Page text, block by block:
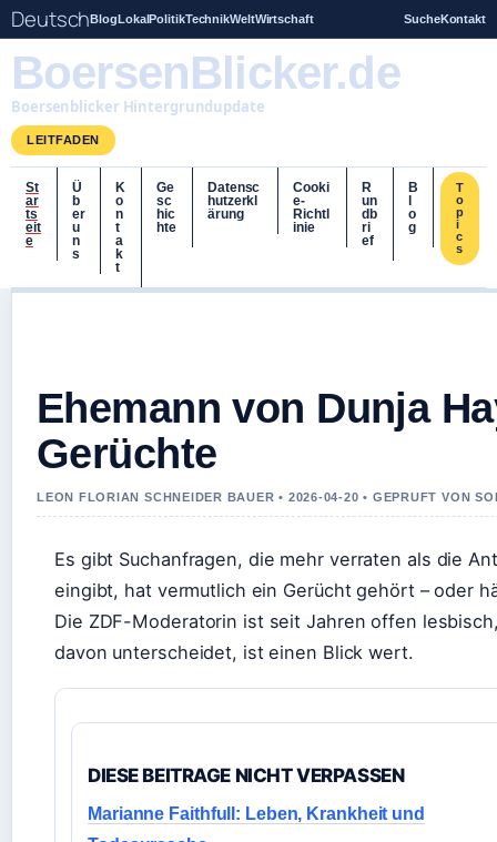
DeutschBlogLokalPolitikTechnikWeltWirtschaft SucheKontakt
BoersenBlicker.de
Boersenblicker Hintergrundupdate
LEITFADEN
St
ar
ts
eit
e
Ü
b
er
u
n
s
K
o
n
t
a
k
t
Ge
sc
hic
hte
Datensc
hutzerkl
ärung
Cooki
e-
Richtl
inie
R
un
db
ri
ef
B
o
g
T
o
p
i
c
s
Ehemann von Dunja
Gerüchte
LEON FLORIAN SCHNEIDER BAUER • 2026-04-20 • GEPRUFT VON
Es gibt Suchanfragen, die mehr verraten als die
eingibt, hat vermutlich ein Gerücht gehört – oder
Die ZDF-Moderatorin ist seit Jahren offen
davon unterscheidet, ist einen Blick wert.
DIESE BEITRAGE NICHT VERPASSEN
Marianne Faithfull: Leben, Krankheit und